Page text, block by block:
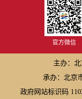
官方微信
主办：
承办：北京
政府网站标识码